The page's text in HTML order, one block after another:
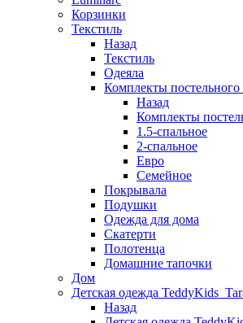
Корзинки
Текстиль
Назад
Текстиль
Одеяла
Комплекты постельного
Назад
Комплекты
1.5-спальное
2-спальное
Евро
Семейное
Покрывала
Подушки
Одежда для дома
Скатерти
Полотенца
Домашние тапочки
Дом
Детская одежда
Назад